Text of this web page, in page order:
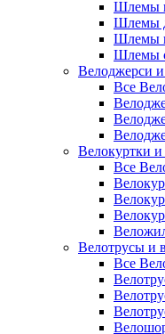
Шлемы
Шлемы
Шлемы
Шлемы
Велоджерси
Все
Велокуртки
Все
Велотрусы и
Все